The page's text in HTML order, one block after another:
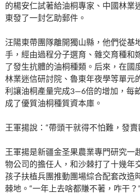
的楊安仁試著給油桐專家、中國林業
東發了一封乞助郵件。
汪陽東帶團隊離開獨山縣，他們從基
手，經由過程分子選育、雜交育種和
了發生抗體的油桐種類。后來，在國
林業迷信研討院、魯東年夜學等單元
利讓油桐產量完成3—6倍的增加，每
成了優質油桐種質資本庫。
王軍揚說：“帶頭干就得不怕難，發
王軍揚是新疆金圣果農業專門研究一
物公司的擔任人，和沙棘打了十幾年
孩子扶植兵團推動團場綜合配套改造
棘地。“一年上去啥都賺不著，咋干